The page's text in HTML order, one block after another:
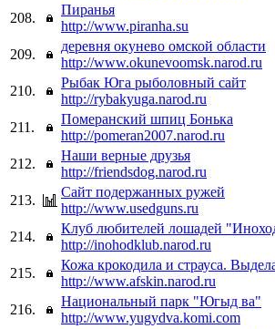
208.
Пиранья
http://www.piranha.su
209.
деревня окунево омской области
http://www.okunevoomsk.narod.ru
210.
Рыбак Юга рыболовный сайт
http://rybakyuga.narod.ru
211.
Померанский шпиц Бонька
http://pomeran2007.narod.ru
212.
Наши верные друзья
http://friendsdog.narod.ru
213.
Сайт подержанных ружей
http://www.usedguns.ru
214.
Клуб любителей лошадей
http://inohodklub.narod.ru
215.
Кожа крокодила и страуса.
http://www.afskin.narod.ru
216.
Национальный парк "Югыд ва"
http://www.yugydva.komi.com